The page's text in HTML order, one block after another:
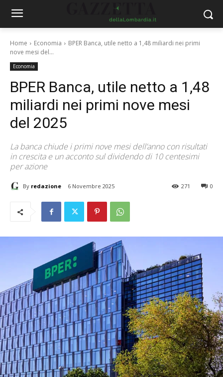
Home Economia
BPER Banca, utile netto a 1,48 miliardi nei primi
nove mesi del...
Economia
BPER Banca, utile netto a 1,48
miliardi nei primi nove mesi
del 2025
La banca chiude i primi nove mesi dell’anno con risultati
in crescita e un acconto sul dividendo di 10 centesimi
per azione
By redazione 6 Novembre 2025 0
271